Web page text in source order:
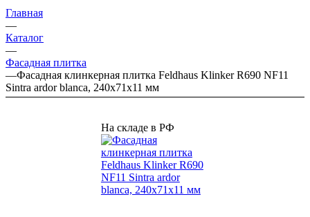
Главная
—
Каталог
—
Фасадная плитка
—Фасадная клинкерная плитка Feldhaus Klinker R690 NF11
Sintra ardor blanca, 240х71х11 мм
На складе в РФ